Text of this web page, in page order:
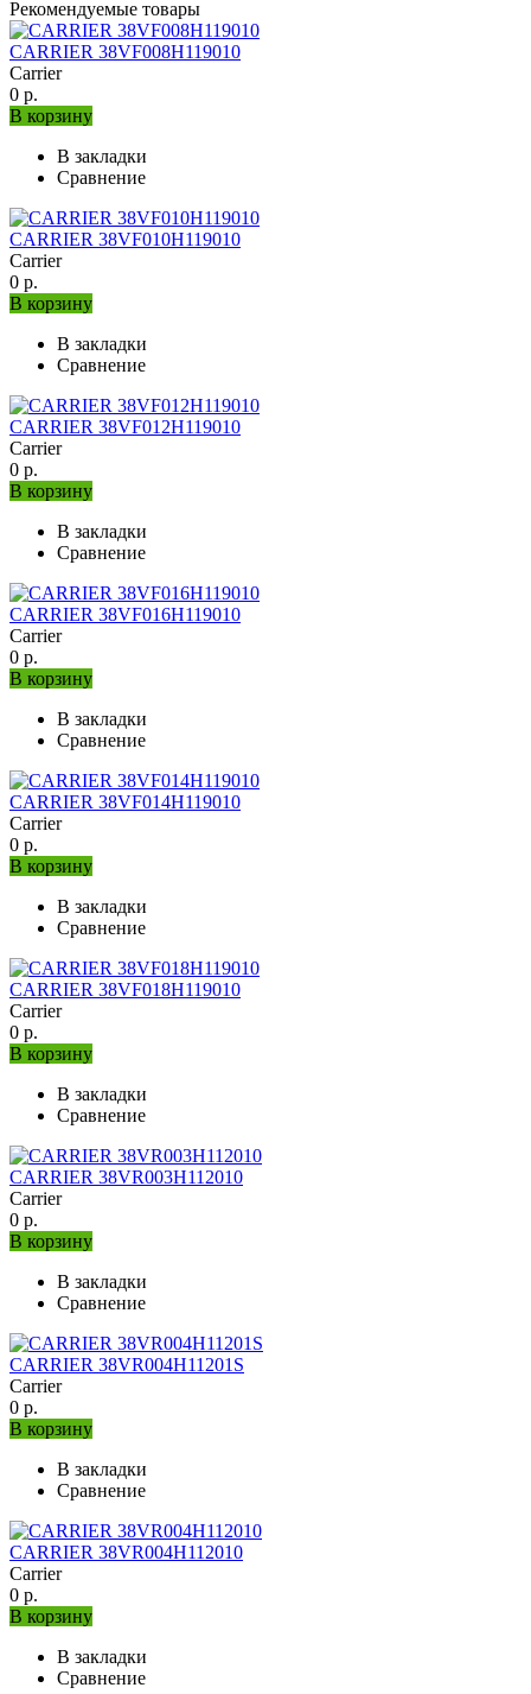
Рекомендуемые товары
CARRIER 38VF008H119010
Carrier
0 р.
В корзину
В закладки
Сравнение
CARRIER 38VF010H119010
Carrier
0 р.
В корзину
В закладки
Сравнение
CARRIER 38VF012H119010
Carrier
0 р.
В корзину
В закладки
Сравнение
CARRIER 38VF016H119010
Carrier
0 р.
В корзину
В закладки
Сравнение
CARRIER 38VF014H119010
Carrier
0 р.
В корзину
В закладки
Сравнение
CARRIER 38VF018H119010
Carrier
0 р.
В корзину
В закладки
Сравнение
CARRIER 38VR003H112010
Carrier
0 р.
В корзину
В закладки
Сравнение
CARRIER 38VR004H11201S
Carrier
0 р.
В корзину
В закладки
Сравнение
CARRIER 38VR004H112010
Carrier
0 р.
В корзину
В закладки
Сравнение